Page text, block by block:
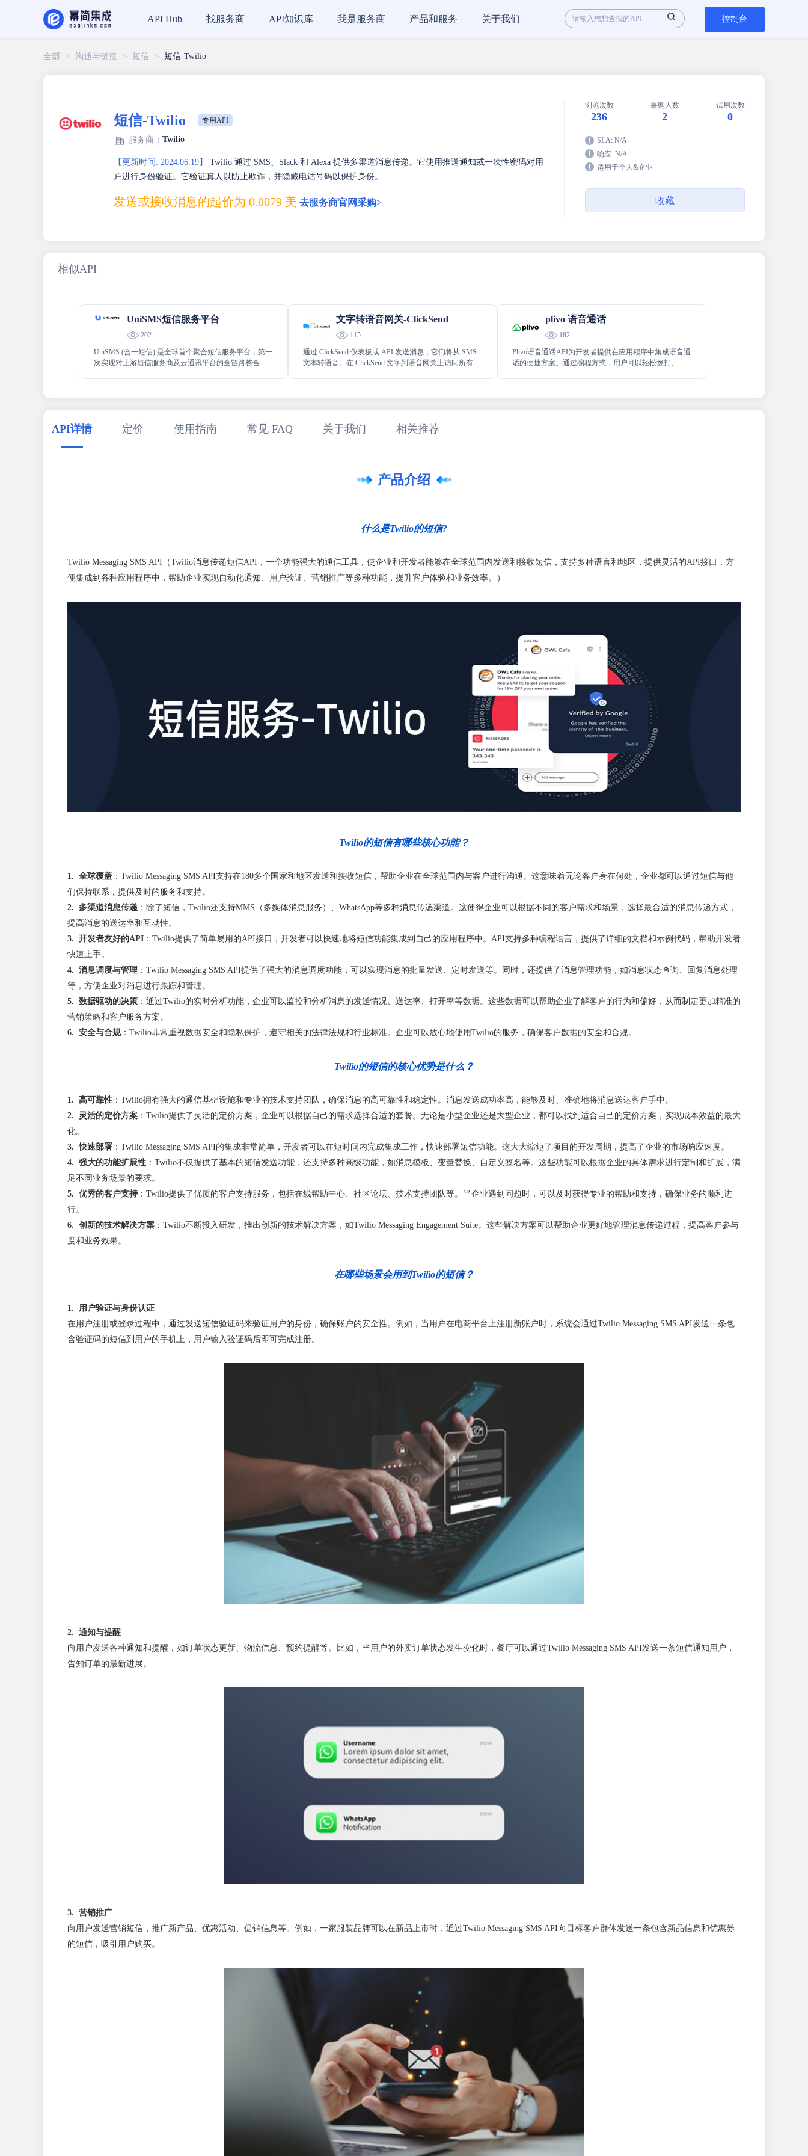
API Hub 找服务商 API知识库 我是服务商 产品和服务 关于我们 控制台
全部 > 沟通与链接 > 短信 > 短信-Twilio
短信-Twilio 专用API
服务商： Twilio
【更新时间: 2024.06.19】
Twilio 通过 SMS、Slack 和 Alexa 提供多渠道消息传递。它使用推送通知或一次性密码对用
户进行身份验证。它验证真人以防止欺诈，并隐藏电话号码以保护身份。
发送或接收消息的起价为 0.0079 美 去服务商官网采购>
浏览次数
236
采购人数
2
试用次数
0
SLA: N/A
响应: N/A
适用于个人&企业
收藏
相似API
UniSMS短信服务平台
202
UniSMS (合一短信) 是全球首个聚合短信服务平台，第一
次实现对上游短信服务商及云通讯平台的全链路整合：
文字转语音网关-ClickSend
115
通过 ClickSend 仪表板或 API 发送消息，它们将从 SMS
文本转语音。在 ClickSend 文字到语音网关上访问所有这
plivo 语音通话
182
Plivo语音通话API为开发者提供在应用程序中集成语音通
话的便捷方案。通过编程方式，用户可以轻松拨打、接
API详情 定价 使用指南 常见 FAQ 关于我们 相关推荐
产品介绍
什么是Twilio的短信?
Twilio Messaging SMS API（Twilio消息传递短信API，一个功能强大的通信工具，使企业和开发者能够在全球范围内发送和接收短信，支持多种语言和地区，提供灵活的API接口，方
便集成到各种应用程序中，帮助企业实现自动化通知、用户验证、营销推广等多种功能，提升客户体验和业务效率。）
Twilio的短信有哪些核心功能？
1. 全球覆盖 ：Twilio Messaging SMS API支持在180多个国家和地区发送和接收短信，帮助企业在全球范围内与客户进行沟通。这意味着无论客户身在何处，企业都可以通过短信与他
们保持联系，提供及时的服务和支持。
2. 多渠道消息传递 ：除了短信，Twilio还支持MMS（多媒体消息服务）、WhatsApp等多种消息传递渠道。这使得企业可以根据不同的客户需求和场景，选择最合适的消息传递方式，
提高消息的送达率和互动性。
3. 开发者友好的API ：Twilio提供了简单易用的API接口，开发者可以快速地将短信功能集成到自己的应用程序中。API支持多种编程语言，提供了详细的文档和示例代码，帮助开发者
快速上手。
4. 消息调度与管理 ：Twilio Messaging SMS API提供了强大的消息调度功能，可以实现消息的批量发送、定时发送等。同时，还提供了消息管理功能，如消息状态查询、回复消息处理
等，方便企业对消息进行跟踪和管理。
5. 数据驱动的决策 ：通过Twilio的实时分析功能，企业可以监控和分析消息的发送情况、送达率、打开率等数据。这些数据可以帮助企业了解客户的行为和偏好，从而制定更加精准的
营销策略和客户服务方案。
6. 安全与合规：Twilio非常重视数据安全和隐私保护，遵守相关的法律法规和行业标准。企业可以放心地使用Twilio的服务，确保客户数据的安全和合规。
Twilio的短信的核心优势是什么？
1. 高可靠性 ：Twilio拥有强大的通信基础设施和专业的技术支持团队，确保消息的高可靠性和稳定性。消息发送成功率高，能够及时、准确地将消息送达客户手中。
2. 灵活的定价方案 ：Twilio提供了灵活的定价方案，企业可以根据自己的需求选择合适的套餐。无论是小型企业还是大型企业，都可以找到适合自己的定价方案，实现成本效益的最大
化。
3. 快速部署 ：Twilio Messaging SMS API的集成非常简单，开发者可以在短时间内完成集成工作，快速部署短信功能。这大大缩短了项目的开发周期，提高了企业的市场响应速度。
4. 强大的功能扩展性 ：Twilio不仅提供了基本的短信发送功能，还支持多种高级功能，如消息模板、变量替换、自定义签名等。这些功能可以根据企业的具体需求进行定制和扩展，满
足不同业务场景的要求。
5. 优秀的客户支持 ：Twilio提供了优质的客户支持服务，包括在线帮助中心、社区论坛、技术支持团队等。当企业遇到问题时，可以及时获得专业的帮助和支持，确保业务的顺利进
行。
6. 创新的技术解决方案 ：Twilio不断投入研发，推出创新的技术解决方案，如Twilio Messaging Engagement Suite。这些解决方案可以帮助企业更好地管理消息传递过程，提高客户参与
度和业务效果。
在哪些场景会用到Twilio的短信？
1. 用户验证与身份认证
在用户注册或登录过程中，通过发送短信验证码来验证用户的身份，确保账户的安全性。例如，当用户在电商平台上注册新账户时，系统会通过Twilio Messaging SMS API发送一条包
含验证码的短信到用户的手机上，用户输入验证码后即可完成注册。
2. 通知与提醒
向用户发送各种通知和提醒，如订单状态更新、物流信息、预约提醒等。比如，当用户的外卖订单状态发生变化时，餐厅可以通过Twilio Messaging SMS API发送一条短信通知用户，
告知订单的最新进展。
3. 营销推广
向用户发送营销短信，推广新产品、优惠活动、促销信息等。例如，一家服装品牌可以在新品上市时，通过Twilio Messaging SMS API向目标客户群体发送一条包含新品信息和优惠券
的短信，吸引用户购买。